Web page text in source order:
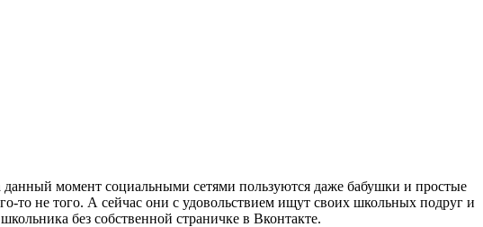
момент социальными сетями пользуются даже бабушки и простые
то не того. А сейчас они с удовольствием ищут своих школьных подруг и
без собственной страничке в Вконтакте.